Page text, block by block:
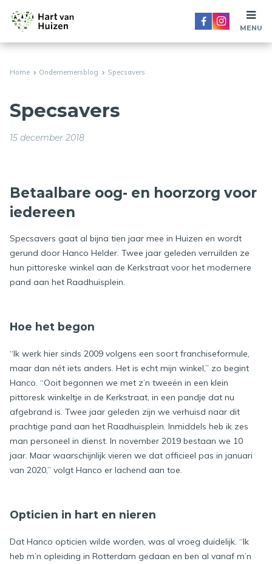
Home Ondernemersblog Specsavers
Specsavers
15 december 2018
Betaalbare oog- en hoorzorg voor
iedereen
Specsavers gaat al bijna tien jaar mee in Huizen en wordt
gerund door Hanco Helder. Twee jaar geleden verruilden ze
hun pittoreske winkel aan de Kerkstraat voor het modernere
pand aan het Raadhuisplein.
Hoe het begon
“Ik werk hier sinds 2009 volgens een soort franchiseformule,
maar dan nét iets anders. Het is echt mijn winkel,” zo begint
Hanco. “Ooit begonnen we met z’n tweeën in een klein
pittoresk winkeltje in de Kerkstraat, in een pandje dat nu
afgebrand is. Twee jaar geleden zijn we verhuisd naar dit
prachtige pand aan het Raadhuisplein. Inmiddels heb ik zes
man personeel in dienst. In november 2019 bestaan we 10
jaar. Maar waarschijnlijk vieren we dat officieel pas in januari
van 2020,” volgt Hanco er lachend aan toe.
Opticien in hart en nieren
Dat Hanco opticien wilde worden, was al vroeg duidelijk. “Ik
heb m’n opleiding in Rotterdam gedaan en ben al vanaf m’n
MENU